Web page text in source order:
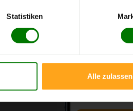
Statistiken
Alle zulassen